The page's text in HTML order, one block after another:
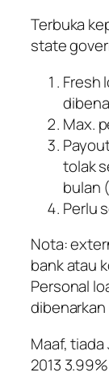
Terbuka
state
Fresh
Max.
tolak
bulan
Perlu
Nota:
bank atau
Personal
Maaf, tiada
2013